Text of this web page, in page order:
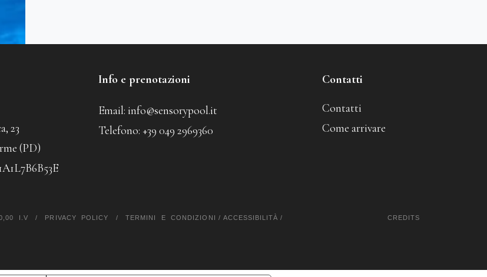
23
(PD)
Info e prenotazioni
Email: info@sensorypool.it
Telefono: +39 049 2969360
Contatti
Contatti
Come arrivare
I.V / PRIVACY POLICY / TERMINI E CONDIZIONI / ACCESSIBILITÀ / CREDITS